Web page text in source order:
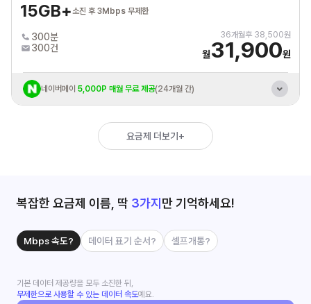
15GB+소진 후 3Mbps 무제한
300분
300건
36개월후 38,500원
월31,900원
네이버페이 5,000P 매월 무료 제공(24개월 간)
추가데이터 평생 10GB 제공
요금제 더보기+
복잡한 요금제 이름, 딱 3가지 만 기억하세요!
Mbps 속도? 데이터 표기 순서? 셀프개통?
기본 데이터 제공량을 모두 소진한 뒤,
무제한으로 사용할 수 있는 데이터 속도예요.